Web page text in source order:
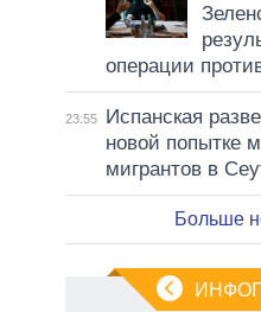
операции
23:55
Испанская
новой попытке
мигрантов в
Больше